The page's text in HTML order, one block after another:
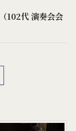
102代 演奏会会